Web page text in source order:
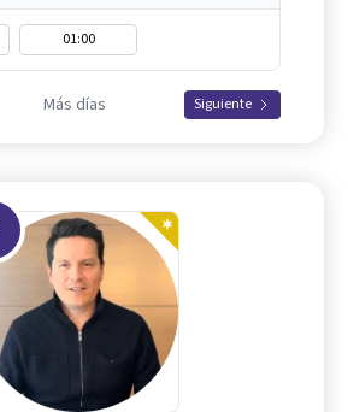
01:00
Más días Siguiente